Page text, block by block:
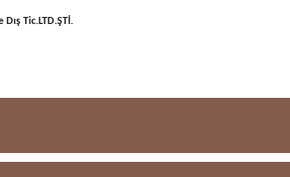
Tic.LTD.ŞTİ.